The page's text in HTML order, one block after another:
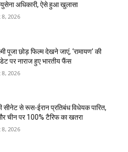
अधिकारी, ऐसे हुआ खुलासा
8, 2026
पूजा छोड़ फिल्म देखने जाएं, ‘रामायण’ की
पर नाराज हुए भारतीय फैंस
8, 2026
सीनेट से रूस-ईरान प्रतिबंध विधेयक पारित,
चीन पर 100% टैरिफ का खतरा
8, 2026